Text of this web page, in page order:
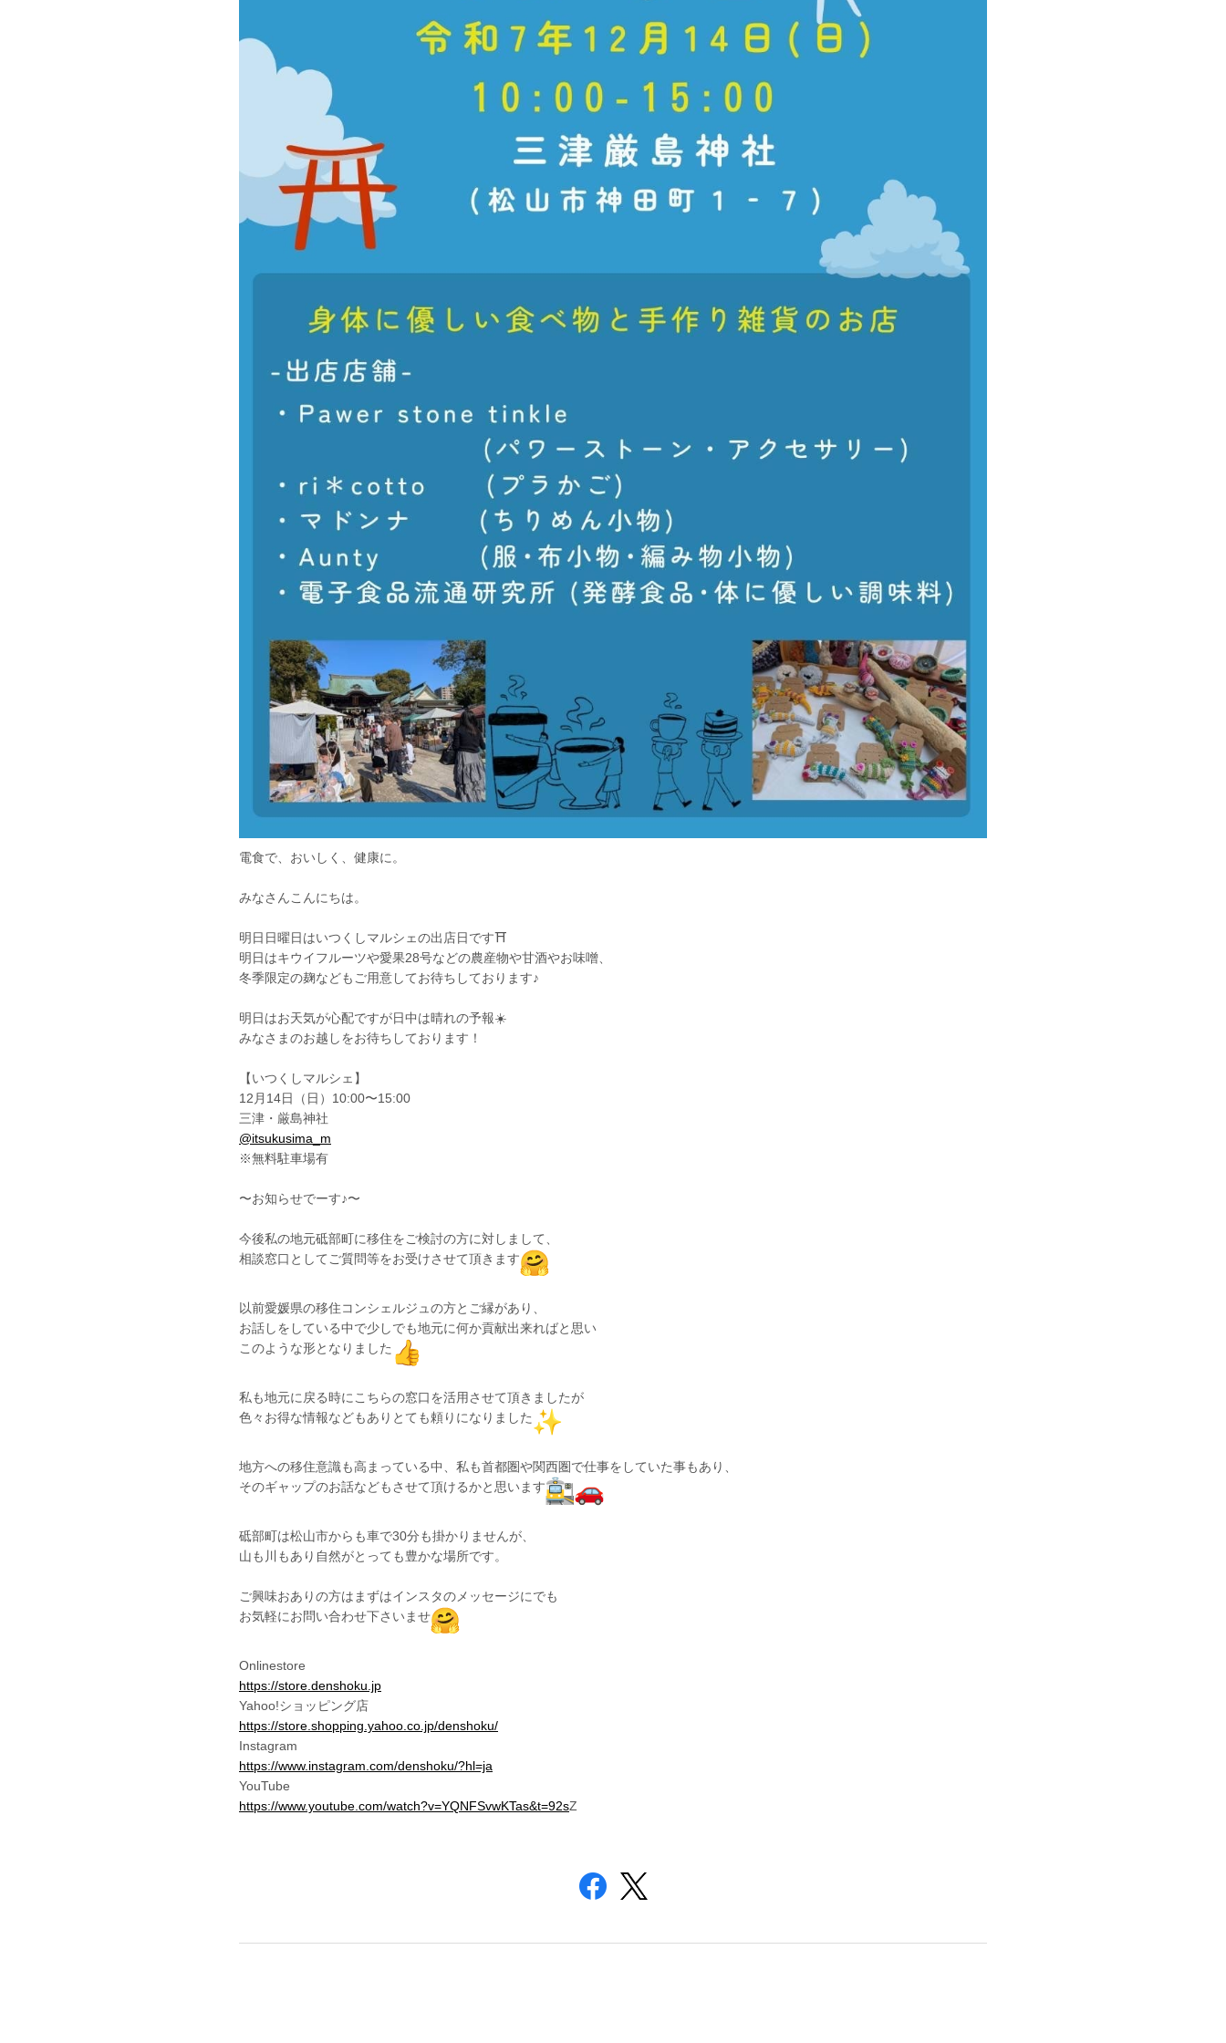
電食で、おいしく、健康に。
みなさんこんにちは。
明日日曜日はいつくしマルシェの出店日です⛩️
明日はキウイフルーツや愛果28号などの農産物や甘酒やお味噌、
冬季限定の麹などもご用意してお待ちしております♪
明日はお天気が心配ですが日中は晴れの予報☀️
みなさまのお越しをお待ちしております！
【いつくしマルシェ】
12月14日（日）10:00〜15:00
三津・厳島神社
@itsukusima_m
※無料駐車場有
〜お知らせでーす♪〜
今後私の地元砥部町に移住をご検討の方に対しまして、
相談窓口としてご質問等をお受けさせて頂きます
以前愛媛県の移住コンシェルジュの方とご縁があり、
お話しをしている中で少しでも地元に何か貢献出来ればと思い
このような形となりました
私も地元に戻る時にこちらの窓口を活用させて頂きましたが
色々お得な情報などもありとても頼りになりました
地方への移住意識も高まっている中、私も首都圏や関西圏で仕事をしていた事もあり、
そのギャップのお話などもさせて頂けるかと思います
砥部町は松山市からも車で30分も掛かりませんが、
山も川もあり自然がとっても豊かな場所です。
ご興味おありの方はまずはインスタのメッセージにでも
お気軽にお問い合わせ下さいませ
Onlinestore
https://store.denshoku.jp
Yahoo!ショッピング店
https://store.shopping.yahoo.co.jp/denshoku/
Instagram
https://www.instagram.com/denshoku/?hl=ja
YouTube
https://www.youtube.com/watch?v=YQNFSvwKTas&t=92sZ